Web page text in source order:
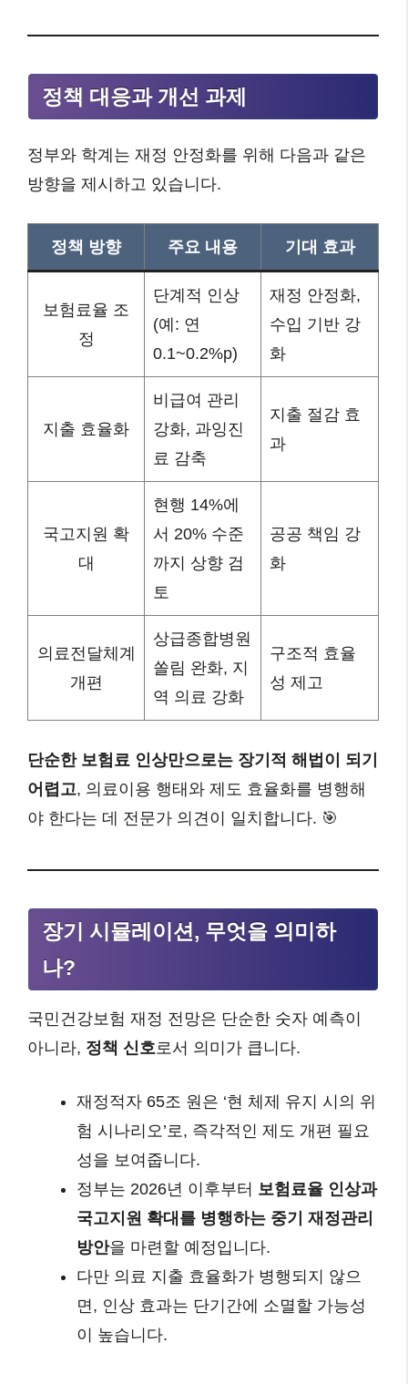
정책 대응과 개선 과제
정부와 학계는 재정 안정화를 위해 다음과 같은
방향을 제시하고 있습니다.
정책 방향 주요 내용 기대 효과
보험료율 조
정
단계적 인상
(예: 연
0.1~0.2%p)
재정 안정화,
수입 기반 강
화
지출 효율화
비급여 관리
강화, 과잉진
료 감축
지출 절감 효
과
국고지원 확
대
현행 14%에
서 20% 수준
까지 상향 검
토
공공 책임 강
화
의료전달체계
개편
상급종합병원
쏠림 완화, 지
역 의료 강화
구조적 효율
성 제고
단순한 보험료 인상만으로는 장기적 해법이 되기
어렵고, 의료이용 행태와 제도 효율화를 병행해
야 한다는 데 전문가 의견이 일치합니다. 🎯
장기 시뮬레이션, 무엇을 의미하
나?
국민건강보험 재정 전망은 단순한 숫자 예측이
아니라, 정책 신호로서 의미가 큽니다.
재정적자 65조 원은 ‘현 체제 유지 시의 위
험 시나리오’로, 즉각적인 제도 개편 필요
성을 보여줍니다.
정부는 2026년 이후부터 보험료율 인상과
국고지원 확대를 병행하는 중기 재정관리
방안을 마련할 예정입니다.
다만 의료 지출 효율화가 병행되지 않으
면, 인상 효과는 단기간에 소멸할 가능성
이 높습니다.